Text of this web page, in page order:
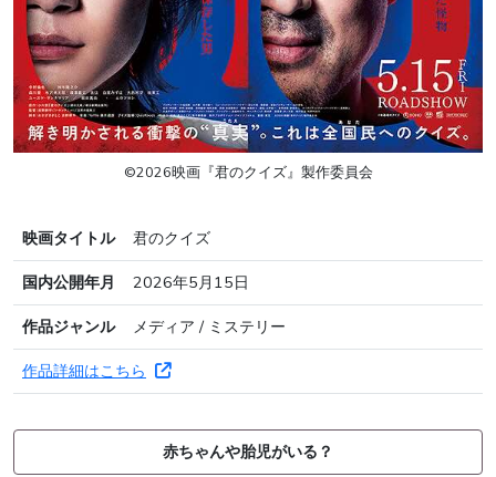
©2026映画『君のクイズ』製作委員会
映画タイトル
君のクイズ
国内公開年月
2026年5月15日
作品ジャンル
メディア / ミステリー
作品詳細はこちら
赤ちゃんや胎児がいる？